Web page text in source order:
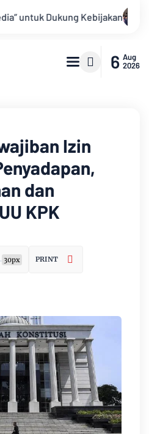
Kebijakan Bupati Bengkalis
6 Aug
2026
Izin
dan
KPK
30px PRINT